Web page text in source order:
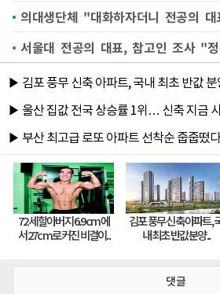
의대생단체 "대화하자더니 전공의
댓글